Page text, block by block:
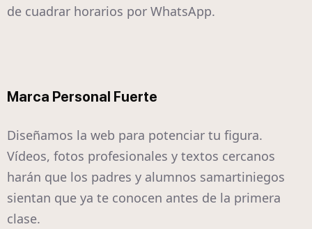
de cuadrar horarios por WhatsApp.
Marca Personal Fuerte
Diseñamos la web para potenciar tu figura.
Vídeos, fotos profesionales y textos cercanos
harán que los padres y alumnos samartiniegos
sientan que ya te conocen antes de la primera
clase.